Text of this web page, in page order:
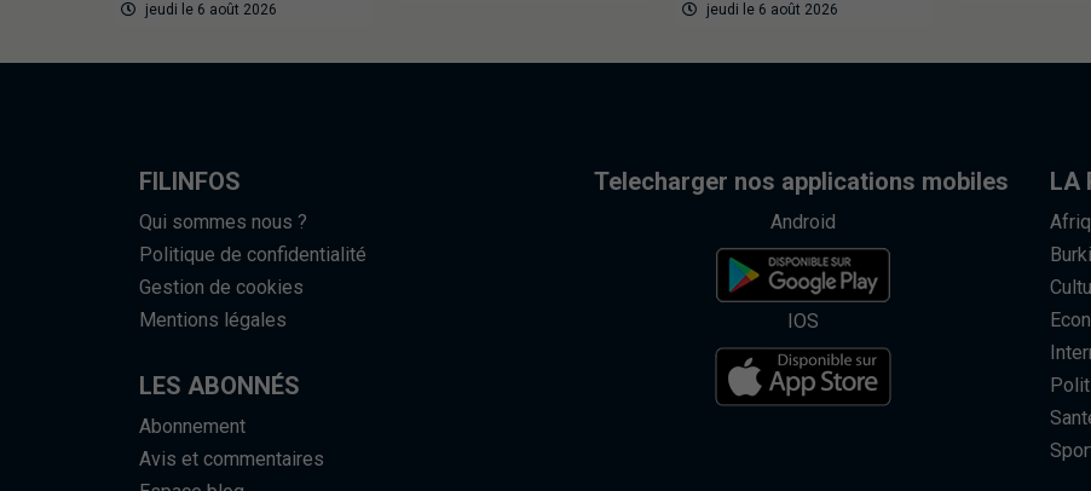
jeudi le 6 août 2026 jeudi le 6 août 2026
FILINFOS
Qui sommes nous ?
Politique de confidentialité
Gestion de cookies
Mentions légales
LES ABONNÉS
Abonnement
Avis et commentaires
Telecharger nos applications mobiles
Android
IOS
LA